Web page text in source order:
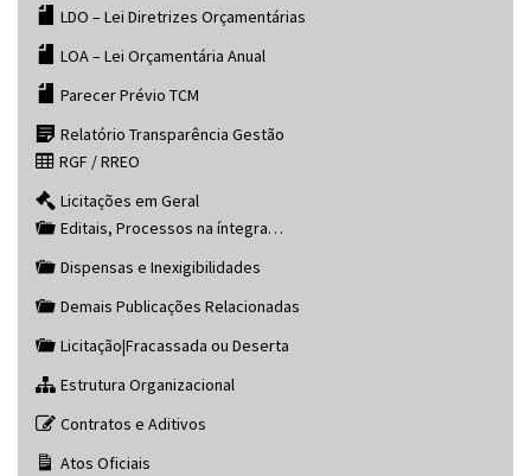
LDO – Lei Diretrizes Orçamentárias
LOA – Lei Orçamentária Anual
Parecer Prévio TCM
Relatório Transparência Gestão
RGF / RREO
Licitações em Geral
Editais, Processos na íntegra…
Dispensas e Inexigibilidades
Demais Publicações Relacionadas
Licitação|Fracassada ou Deserta
Estrutura Organizacional
Contratos e Aditivos
Atos Oficiais